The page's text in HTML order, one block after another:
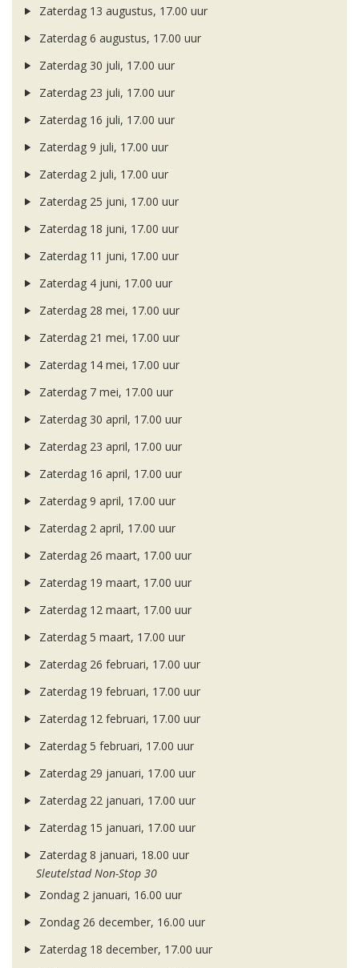
Zaterdag 13 augustus, 17.00 uur
Zaterdag 6 augustus, 17.00 uur
Zaterdag 30 juli, 17.00 uur
Zaterdag 23 juli, 17.00 uur
Zaterdag 16 juli, 17.00 uur
Zaterdag 9 juli, 17.00 uur
Zaterdag 2 juli, 17.00 uur
Zaterdag 25 juni, 17.00 uur
Zaterdag 18 juni, 17.00 uur
Zaterdag 11 juni, 17.00 uur
Zaterdag 4 juni, 17.00 uur
Zaterdag 28 mei, 17.00 uur
Zaterdag 21 mei, 17.00 uur
Zaterdag 14 mei, 17.00 uur
Zaterdag 7 mei, 17.00 uur
Zaterdag 30 april, 17.00 uur
Zaterdag 23 april, 17.00 uur
Zaterdag 16 april, 17.00 uur
Zaterdag 9 april, 17.00 uur
Zaterdag 2 april, 17.00 uur
Zaterdag 26 maart, 17.00 uur
Zaterdag 19 maart, 17.00 uur
Zaterdag 12 maart, 17.00 uur
Zaterdag 5 maart, 17.00 uur
Zaterdag 26 februari, 17.00 uur
Zaterdag 19 februari, 17.00 uur
Zaterdag 12 februari, 17.00 uur
Zaterdag 5 februari, 17.00 uur
Zaterdag 29 januari, 17.00 uur
Zaterdag 22 januari, 17.00 uur
Zaterdag 15 januari, 17.00 uur
Zaterdag 8 januari, 18.00 uur
Sleutelstad Non-Stop 30
Zondag 2 januari, 16.00 uur
Zondag 26 december, 16.00 uur
Zaterdag 18 december, 17.00 uur